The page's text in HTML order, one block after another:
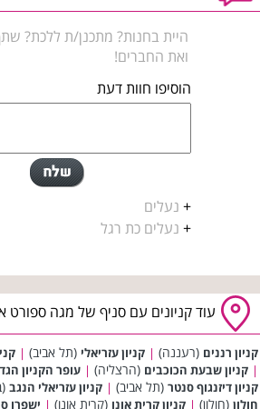
היית בחנות? מתכנן/ת ללכת?
ואת החברים!
הוסיפו חוות דעת
+ נעלים
+ נעלים כת רגל
עוד קניונים עם סניף של מגה ספורט
קניון רננים (רעננה) | קניון עזריאלי (תל אביב) |
| קניון שבעת הכוכבים (הרצליה) | עופר הקניון
קניון דיזנגוף סנטר (תל אביב) | קניון עזריאלי הנגב
חולון (חולון) | קניון קרית אונו (קרית אונו) | ישפרו